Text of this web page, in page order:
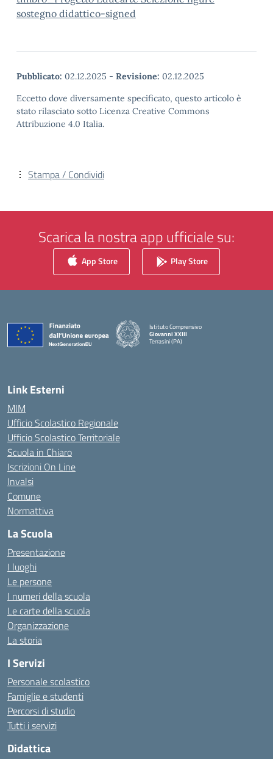
sostegno didattico-signed
Pubblicato: 02.12.2025 - Revisione: 02.12.2025
Eccetto dove diversamente specificato, questo articolo è
stato rilasciato sotto Licenza Creative Commons
Attribuzione 4.0 Italia.
Stampa / Condividi
Scarica la nostra app ufficiale su:
App Store Play Store
Istituto Comprensivo
Giovanni XXIII
Terrasini (PA)
Link Esterni
MIM
Ufficio Scolastico Regionale
Ufficio Scolastico Territoriale
Scuola in Chiaro
Iscrizioni On Line
Invalsi
Comune
Normattiva
La Scuola
Presentazione
I luoghi
Le persone
I numeri della scuola
Le carte della scuola
Organizzazione
La storia
I Servizi
Personale scolastico
Famiglie e studenti
Percorsi di studio
Tutti i servizi
Didattica